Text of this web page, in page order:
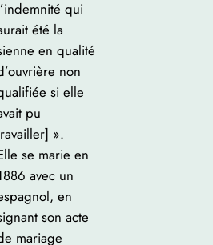
qui
été la
en qualité
non
si elle
pu
».
se marie en
avec un
en
son acte
mariage